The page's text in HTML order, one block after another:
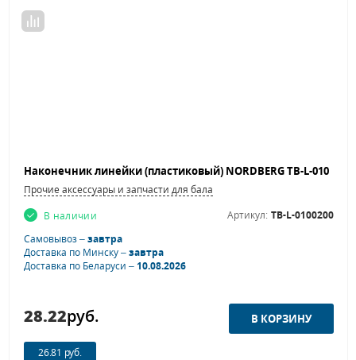
Прочие аксессуары и запчасти для балансировочных станков
В наличии
Артикул: TB-L-0100200
Самовывоз –завтра
Доставка по Минску –завтра
Доставка по Беларуси –10.08.2026
28.22руб.
26.81 руб.